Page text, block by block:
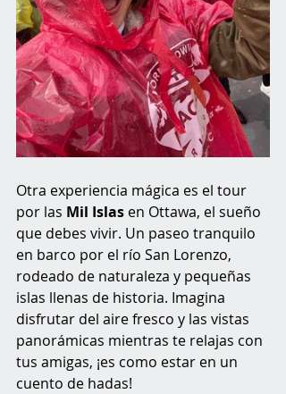
Otra experiencia mágica es el tour
por las Mil Islas en Ottawa, el sueño
que debes vivir. Un paseo tranquilo
en barco por el río San Lorenzo,
rodeado de naturaleza y pequeñas
islas llenas de historia. Imagina
disfrutar del aire fresco y las vistas
panorámicas mientras te relajas con
tus amigas, ¡es como estar en un
cuento de hadas!